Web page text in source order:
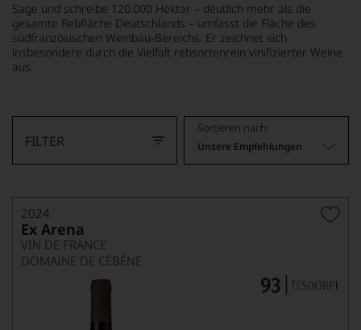
Sage und schreibe 120.000 Hektar – deutlich mehr als die
gesamte Rebfläche Deutschlands – umfasst die Fläche des
südfranzösischen Weinbau-Bereichs. Er zeichnet sich
insbesondere durch die Vielfalt rebsortenrein vinifizierter Weine
aus.
FILTER
Sortieren nach:
Unsere Empfehlungen
2024
Ex Arena
VIN DE FRANCE
DOMAINE DE CÉBÈNE